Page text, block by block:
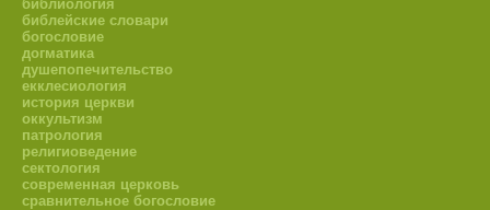
библиология
библейские словари
богословие
догматика
душепопечительство
екклесиология
история церкви
оккультизм
патрология
религиоведение
сектология
современная церковь
сравнительное богословие